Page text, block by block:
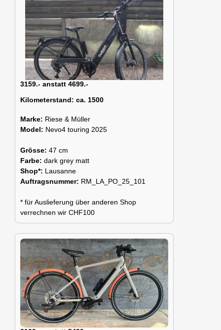
3159.- anstatt 4699.-
Kilometerstand: ca. 1500
Marke: Riese & Müller
Model: Nevo4 touring 2025
Grösse: 47 cm
Farbe: dark grey matt
Shop*: Lausanne
Auftragsnummer: RM_LA_PO_25_101
* für Auslieferung über anderen Shop
verrechnen wir CHF100